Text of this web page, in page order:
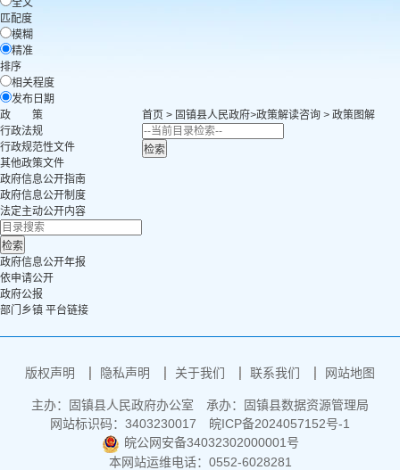
全文
匹配度
模糊
精准
排序
相关程度
发布日期
政 策
行政法规
行政规范性文件
其他政策文件
政府信息公开指南
政府信息公开制度
法定主动公开内容
政府信息公开年报
依申请公开
政府公报
部门乡镇 平台链接
首页 > 固镇县人民政府>政策解读咨询 > 政策图解
版权声明 隐私声明 关于我们 联系我们 网站地图
主办：固镇县人民政府办公室
承办：固镇县数据资源管理局
网站标识码：3403230017
皖ICP备2024057152号-1
皖公网安备34032302000001号
本网站运维电话：0552-6028281